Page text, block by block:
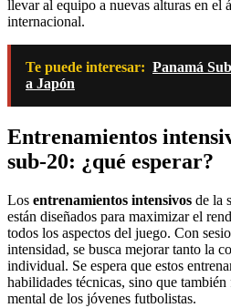
llevar al equipo a nuevas alturas en el
internacional.
Te puede interesar: Panamá
a Japón
Entrenamientos
sub-20: ¿qué esperar?
Los entrenamientos intensivos de la
están diseñados para maximizar el
todos los aspectos del juego. Con
intensidad, se busca mejorar tanto la
individual. Se espera que estos
habilidades técnicas, sino que
mental de los jóvenes futbolistas.